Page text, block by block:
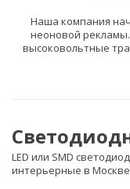
Наша компания
неоновой
высоковольтные
LED или SMD
интерьерные в Москве